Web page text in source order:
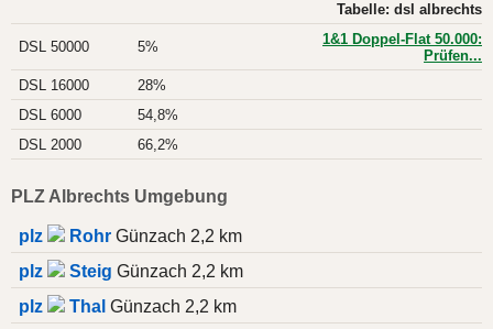
Tabelle: dsl albrechts
DSL 50000 5%
1&1 Doppel-Flat 50.000:
Prüfen...
DSL 16000
28%
DSL 6000
54,8%
DSL 2000
66,2%
PLZ Albrechts Umgebung
plz Rohr Günzach 2,2 km
plz
Steig Günzach 2,2 km
plz
Thal Günzach 2,2 km